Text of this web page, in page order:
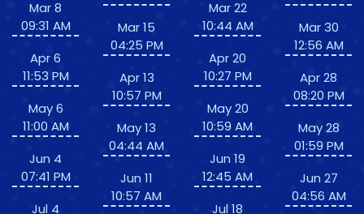
Mar 8
09:31 AM
Apr 6
11:53 PM
May 6
11:00 AM
Jun 4
07:41 PM
Jul 4
Mar 15
04:25 PM
Apr 13
10:57 PM
May 13
04:44 AM
Jun 11
10:57 AM
Mar 22
10:44 AM
Apr 20
10:27 PM
May 20
10:59 AM
Jun 19
12:45 AM
Jul 18
Mar 30
12:56 AM
Apr 28
08:20 PM
May 28
01:59 PM
Jun 27
04:56 AM